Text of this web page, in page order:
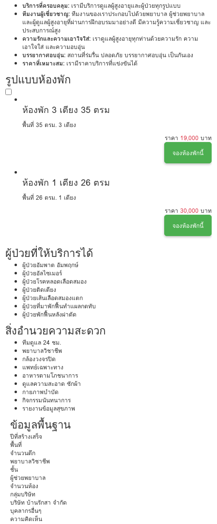
บริการที่ครอบคลุม: เรามีบริการดูแลผู้สูงอายุและผู้ป่วยทุกรูปแบบ
ทีมงานผู้เชี่ยวชาญ: ทีมงานของเราประกอบไปด้วยพยาบาล ผู้ช่วยพยาบาล
และผู้ดูแลผู้สูงอายุที่ผ่านการฝึกอบรมมาอย่างดี มีความรู้ความเชี่ยวชาญ และ
ประสบการณ์สูง
ความรักและความเอาใจใส่: เราดูแลผู้สูงอายุทุกท่านด้วยความรัก ความ
เอาใจใส่ และความอบอุ่น
บรรยากาศอบอุ่น: สถานที่ร่มรื่น ปลอดภัย บรรยากาศอบอุ่น เป็นกันเอง
ราคาที่เหมาะสม: เรามีราคาบริการที่แข่งขันได้
รูปแบบห้องพัก
ห้องพัก 3 เตียง 35 ตรม
พื้นที่ 35 ตรม. 3 เตียง
ราคา 19,000 บาท
จองห้องพักนี้
ห้องพัก 1 เตียง 26 ตรม
พื้นที่ 26 ตรม. 1 เตียง
ราคา 30,000 บาท
จองห้องพักนี้
ผู้ป่วยที่ให้บริการได้
ผู้ป่วยอัมพาต อัมพฤกษ์
ผู้ป่วยอัลไซเมอร์
ผู้ป่วยโรคหลอดเลือดสมอง
ผู้ป่วยติดเตียง
ผู้ป่วยเส้นเลือดสมองแตก
ผู้ป่วยที่มาพักฟื้นทำแผลกดทับ
ผู้ป่วยพักฟื้นหลังผ่าตัด
สิ่งอำนวยความสะดวก
ทีมดูแล 24 ชม.
พยาบาลวิชาชีพ
กล้องวงจรปิด
แพทย์เฉพาะทาง
อาหารตามโภชนาการ
ดูแลความสะอาด ซักผ้า
กายภาพบำบัด
กิจกรรมนันทนาการ
รายงานข้อมูลสุขภาพ
ข้อมูลพื้นฐาน
ปีที่สร้างเสร็จ
พื้นที่
จำนวนตึก
พยาบาลวิชาชีพ
ชั้น
ผู้ช่วยพยาบาล
จำนวนห้อง
กลุ่มบริษัท
บริษัท บ้านรักสา จำกัด
บุคลากรอื่นๆ
ความคิดเห็น